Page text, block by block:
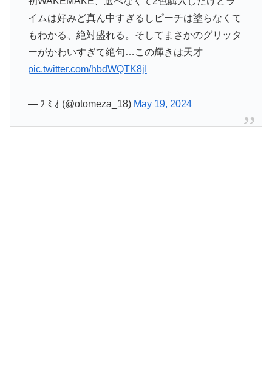
イムは好みど真ん中すぎるしピーチは塗らなくて
もわかる、絶対盛れる。そしてまさかのグリッタ
ーがかわいすぎて絶句…この輝きは天才
pic.twitter.com/hbdWQTK8jI
— ﾌ ﾐ ｵ (@otomeza_18) May 19, 2024